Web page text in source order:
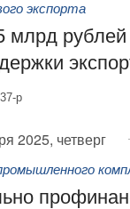
экспорта
млрд
р
2025, четверг